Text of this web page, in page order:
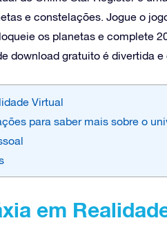
e constelações. Jogue o
os planetas e complete
download gratuito é divertida
Virtual
para saber mais sobre o
em